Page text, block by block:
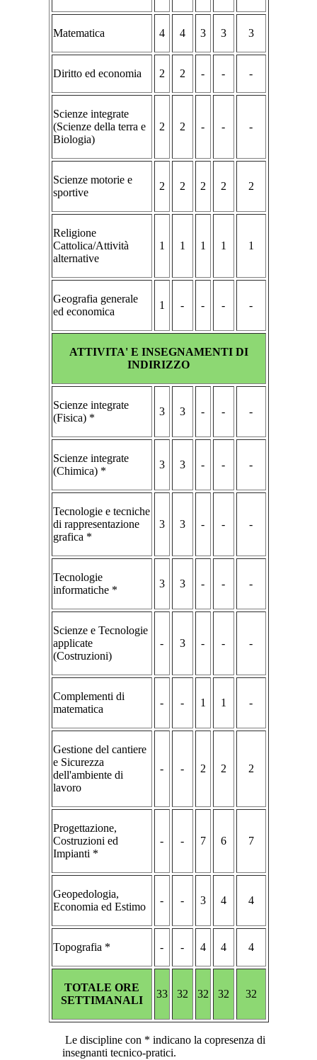
Matematica 4 4 3 3 3
Diritto ed economia 2 2 - - -
Scienze integrate
(Scienze della terra e
Biologia)
2 2 - - -
Scienze motorie e
sportive
2 2 2 2 2
Religione
Cattolica/Attività
alternative
1 1 1 1 1
Geografia generale
ed economica
1 - - - -
ATTIVITA' E INSEGNAMENTI DI
INDIRIZZO
Scienze integrate
(Fisica) *
3 3 - - -
Scienze integrate
(Chimica) *
3 3 - - -
Tecnologie e tecniche
di rappresentazione
grafica *
3 3 - - -
Tecnologie
informatiche *
3 3 - - -
Scienze e Tecnologie
applicate
(Costruzioni)
- 3 - - -
Complementi di
matematica
- - 1 1 -
Gestione del cantiere
e Sicurezza
dell'ambiente di
lavoro
- - 2 2 2
Progettazione,
Costruzioni ed
Impianti *
- - 7 6 7
Geopedologia,
Economia ed Estimo
- - 3 4 4
Topografia * - - 4 4 4
TOTALE ORE
SETTIMANALI
33 32 32 32 32
Le discipline con * indicano la copresenza di
insegnanti tecnico-pratici.